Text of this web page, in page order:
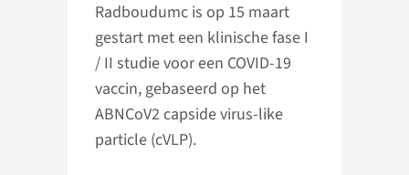
Radboudumc is op 15 maart
gestart met een klinische fase I
/ II studie voor een COVID-19
vaccin, gebaseerd op het
ABNCoV2 capside virus-like
particle (cVLP).